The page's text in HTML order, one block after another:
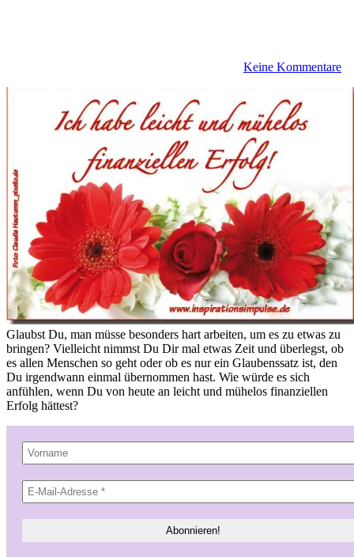
Keine Kommentare
Glaubst Du, man müsse besonders hart arbeiten, um es zu etwas zu
bringen? Vielleicht nimmst Du Dir mal etwas Zeit und überlegst, ob
es allen Menschen so geht oder ob es nur ein Glaubenssatz ist, den
Du irgendwann einmal übernommen hast. Wie würde es sich
anfühlen, wenn Du von heute an leicht und mühelos finanziellen
Erfolg hättest?